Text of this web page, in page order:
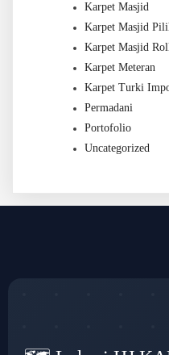
Karpet Masjid
Karpet Masjid
Karpet Masjid
Karpet Meteran
Karpet Turki
Permadani
Portofolio
Uncategorized